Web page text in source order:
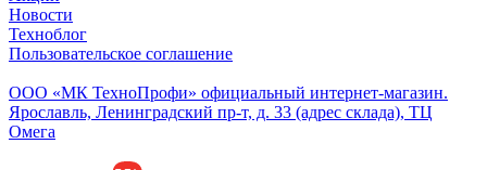
Новости
Техноблог
Пользовательское соглашение
ООО «МК ТехноПрофи» официальный интернет-магазин.
Ярославль, Ленинградский пр-т, д. 33 (адрес склада), ТЦ
Омега